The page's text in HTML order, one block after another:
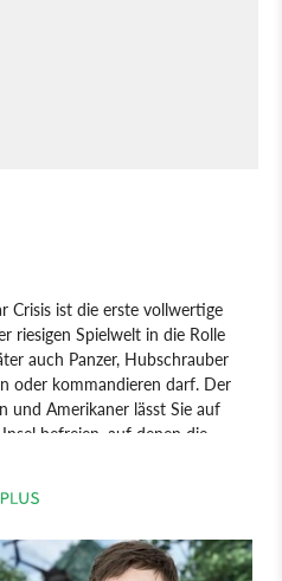
Crisis ist die erste vollwertige
riesigen Spielwelt in die Rolle
auch Panzer, Hubschrauber
oder kommandieren darf. Der
und Amerikaner lässt Sie auf
befreien, auf denen die
ist gnadenlos als Simulation
bereits tödlich sein. Die Kämpfe
Spiel zunächst mit vielen Bugs zu